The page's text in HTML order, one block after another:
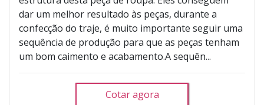
dar um melhor resultado às peças, durante a
confecção do traje, é muito importante seguir uma
sequência de produção para que as peças tenham
um bom caimento e acabamento.A sequên...
Cotar agora